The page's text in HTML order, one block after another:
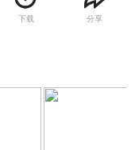
下载 分享